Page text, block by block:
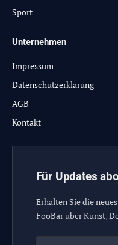
Sport
Unternehmen
Impressum
Datenschutzerklärung
AGB
Kontakt
Für Updates
Erhalten Sie die
FooBar über Kunst,